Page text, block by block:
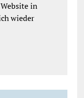
in
wieder